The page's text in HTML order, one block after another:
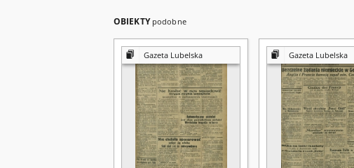
OBIEKTY podobne
Gazeta Lubelska Gazeta Lubelska